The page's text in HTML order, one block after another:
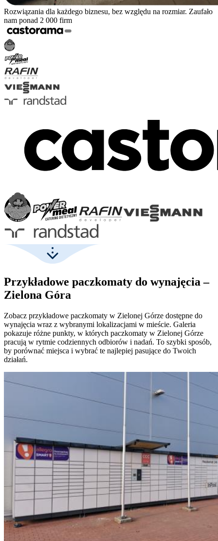
Rozwiązania dla każdego biznesu, bez względu na rozmiar. Zaufało
nam ponad 2 000 firm
Przykładowe paczkomaty do wynajęcia –
Zielona Góra
Zobacz przykładowe paczkomaty w Zielonej Górze dostępne do
wynajęcia wraz z wybranymi lokalizacjami w mieście. Galeria
pokazuje różne punkty, w których paczkomaty w Zielonej Górze
pracują w rytmie codziennych odbiorów i nadań. To szybki sposób,
by porównać miejsca i wybrać te najlepiej pasujące do Twoich
działań.